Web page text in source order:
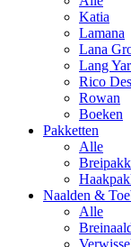
Katia
Lamana
Lana
Lang
Rico
Rowan
Boeken
Pakketten
Alle
Naalden &
Alle